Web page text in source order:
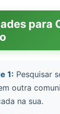
para
1: Pesquisar
outra
na sua.